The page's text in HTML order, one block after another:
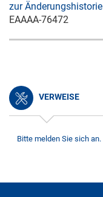
zur Änderungshistorie
EAAAA-76472
VERWEISE
Bitte melden Sie sich an.